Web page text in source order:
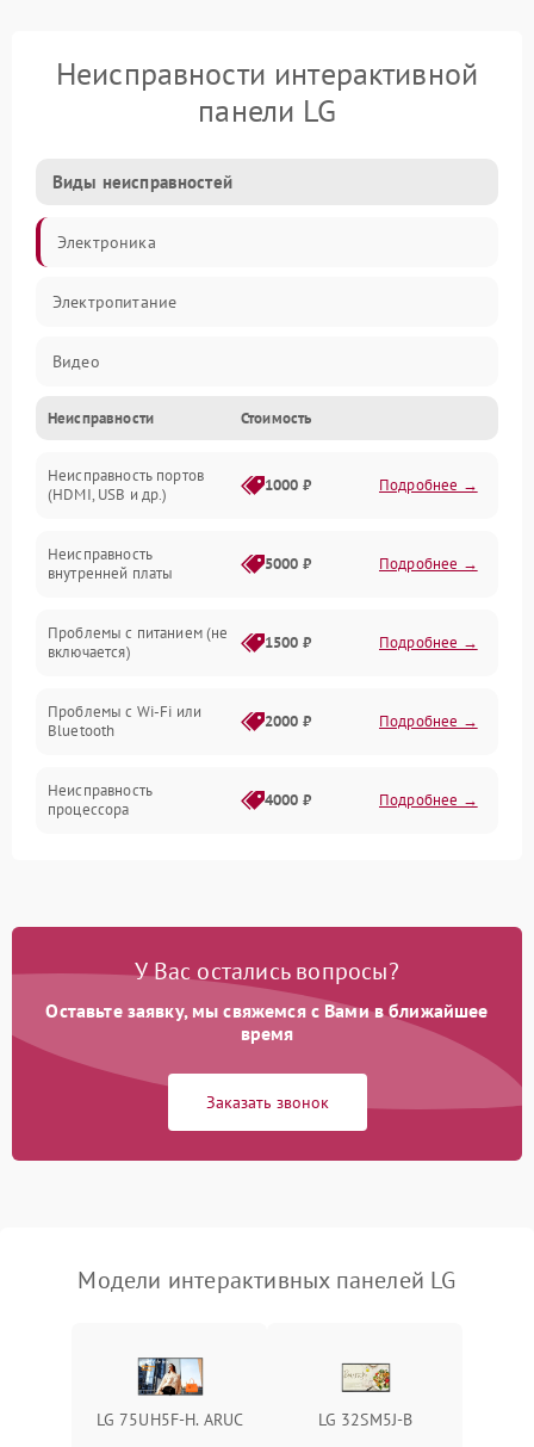
Неисправности интерактивной
панели LG
Виды неисправностей
Электроника
Электропитание
Видео
Сенсор
Сенсорный экран
Экран
Аудиосистема
Неисправности Стоимость
Неисправность портов
(HDMI, USB и др.)
1000 ₽ Подробнее →
Неисправность
внутренней платы
5000 ₽ Подробнее →
Проблемы с питанием (не
включается)
1500 ₽ Подробнее →
Проблемы с Wi-Fi или
Bluetooth
2000 ₽ Подробнее →
Неисправность
процессора
4000 ₽ Подробнее →
Перегрев устройства 1500 ₽ Подробнее →
Неисправность системы
2000 ₽
Повреждение разъемов
У Вас остались вопросы?
Оставьте заявку, мы свяжемся с Вами в ближайшее
время
Заказать звонок
Модели интерактивных панелей LG
LG 75UH5F-H. ARUC LG 32SM5J-B